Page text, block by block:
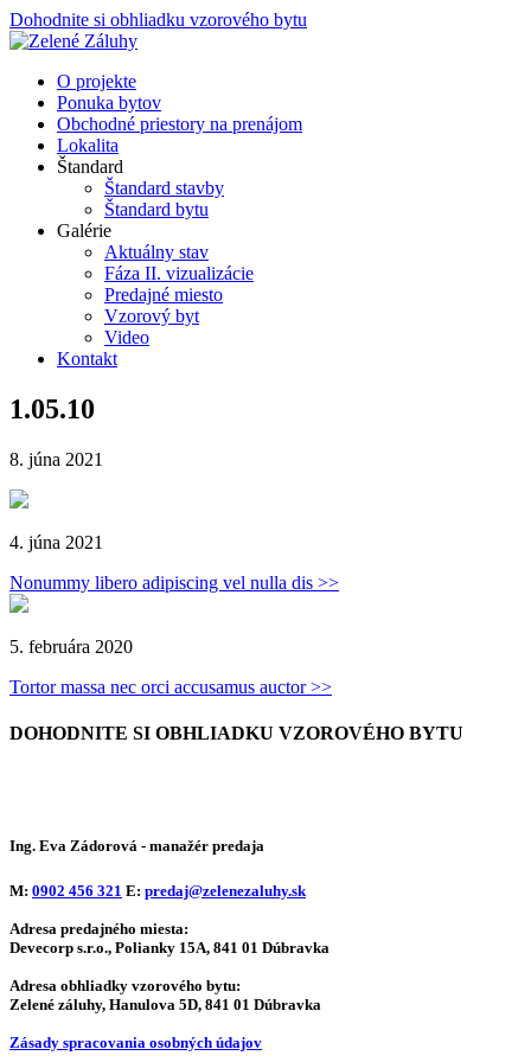
Dohodnite si obhliadku vzorového bytu
O projekte
Ponuka bytov
Obchodné priestory na prenájom
Lokalita
Štandard
Štandard stavby
Štandard bytu
Galérie
Aktuálny stav
Fáza II. vizualizácie
Predajné miesto
Vzorový byt
Video
Kontakt
1.05.10
8. júna 2021
4. júna 2021
Nonummy libero adipiscing vel nulla dis >>
5. februára 2020
Tortor massa nec orci accusamus auctor >>
DOHODNITE SI OBHLIADKU VZOROVÉHO BYTU
Ing. Eva Zádorová - manažér predaja
M: 0902 456 321 E: predaj@zelenezaluhy.sk
Adresa predajného miesta:
Devecorp s.r.o., Polianky 15A, 841 01 Dúbravka
Adresa obhliadky vzorového bytu:
Zelené záluhy, Hanulova 5D, 841 01 Dúbravka
Zásady spracovania osobných údajov